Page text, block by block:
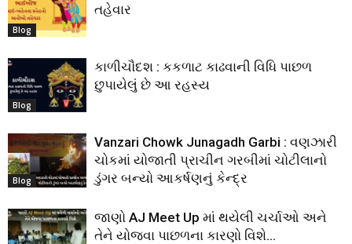
Blog
તહેવાર
Blog
કાળીચૌદશ : કકળાટ કાઢવાની વિધિ પાછળ
છુપાયેલું છે આ રહસ્ય
Blog
Vanzari Chowk Junagadh Garbi : વણઝારી
ચોકમાં યોજાતી પ્રાચીન ગરબીમાં ચોટીલાનો
ડુંગર બન્યો આકર્ષણનું કેન્દ્ર
જાણો AJ Meet Up માં થયેલી ચર્ચાઓ અને
તેને યોજવા પાછળના કારણો વિશે…